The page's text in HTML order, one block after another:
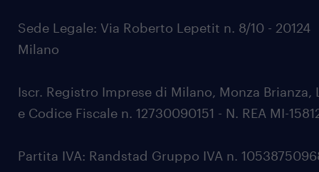
Sede Legale: Via Roberto Lepetit n. 8/10 - 20124
Milano
Iscr. Registro Imprese di Milano, Monza Brianza,
e Codice Fiscale n. 12730090151 - N. REA MI-
Partita IVA: Randstad Gruppo IVA n.